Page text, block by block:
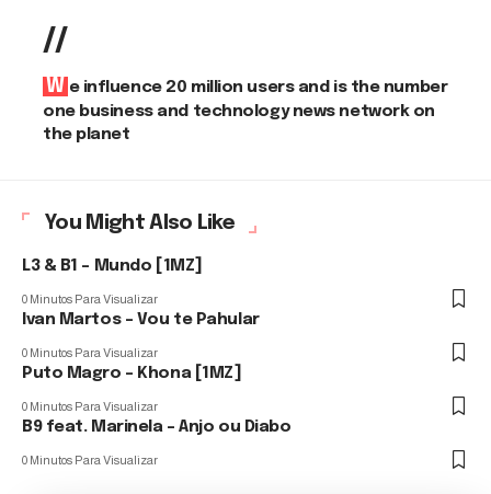
//
We influence 20 million users and is the number
one business and technology news network on
the planet
You Might Also Like
L3 & B1 – Mundo [1MZ]
0 Minutos Para Visualizar
Ivan Martos – Vou te Pahular
0 Minutos Para Visualizar
Puto Magro – Khona [1MZ]
0 Minutos Para Visualizar
B9 feat. Marinela – Anjo ou Diabo
0 Minutos Para Visualizar